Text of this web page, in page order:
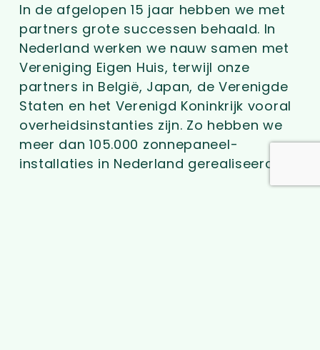
In de afgelopen 15 jaar hebben we met
partners grote successen behaald. In
Nederland werken we nauw samen met
Vereniging Eigen Huis, terwijl onze
partners in België, Japan, de Verenigde
Staten en het Verenigd Koninkrijk vooral
overheidsinstanties zijn. Zo hebben we
meer dan 105.000 zonnepaneel-
installaties in Nederland gerealiseerd.